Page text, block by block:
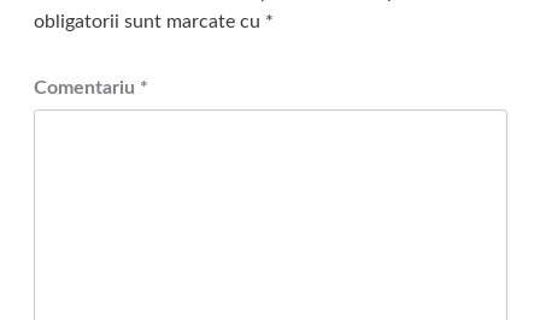
obligatorii sunt marcate cu *
Comentariu *